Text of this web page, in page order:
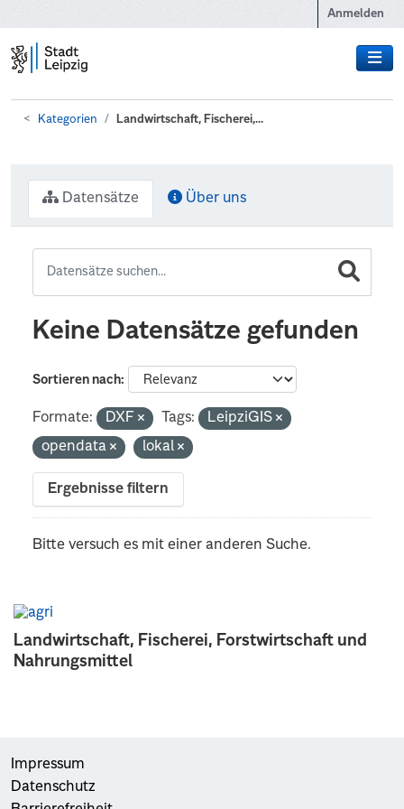
Anmelden
Kategorien Landwirtschaft, Fischerei,...
Landwirtschaft, Fischerei, Forstwirtschaft und
Nahrungsmittel
Datensätze Über uns
Keine Datensätze gefunden
Sortieren nach
Formate: DXF Tags:
LeipziGIS
opendata
lokal
Ergebnisse filtern
Bitte versuch es mit einer anderen Suche.
Impressum
Datenschutz